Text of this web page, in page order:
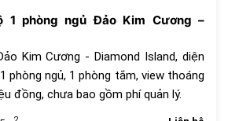
1 phòng ngủ Đảo Kim Cương –
Kim Cương - Diamond Island, diện
phòng ngủ, 1 phòng tắm, view thoáng
đồng, chưa bao gồm phí quản lý.